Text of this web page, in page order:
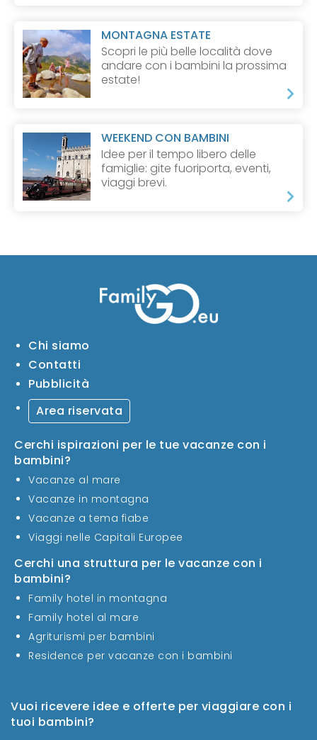
MONTAGNA ESTATE
Scopri le più belle località dove
andare con i bambini la prossima
estate!
WEEKEND CON BAMBINI
Idee per il tempo libero delle
famiglie: gite fuoriporta, eventi,
viaggi brevi.
Vuoi ricevere idee e offerte per viaggiare con i
tuoi bambini?
Chi siamo
Contatti
Pubblicità
Area riservata
Cerchi ispirazioni per le tue vacanze con i
bambini?
Vacanze al mare
Vacanze in montagna
Vacanze a tema fiabe
Viaggi nelle Capitali Europee
Cerchi una struttura per le vacanze con i
bambini?
Family hotel in montagna
Family hotel al mare
Agriturismi per bambini
Residence per vacanze con i bambini